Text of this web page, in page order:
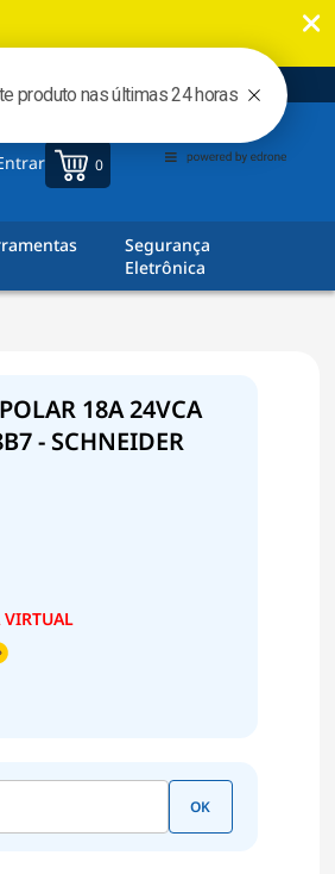
0
Segurança
Eletrônica
18A 24VCA
- SCHNEIDER
OK